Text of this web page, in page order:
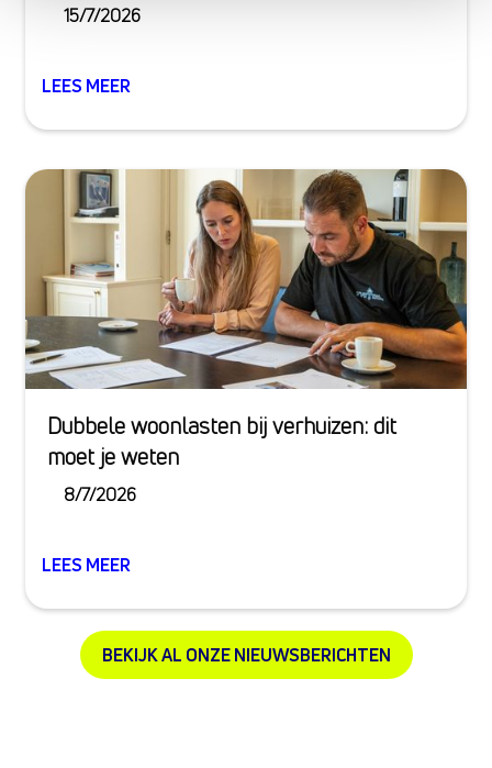
15/7/2026
LEES MEER
Dubbele woonlasten bij verhuizen: dit
moet je weten
8/7/2026
LEES MEER
BEKIJK AL ONZE NIEUWSBERICHTEN